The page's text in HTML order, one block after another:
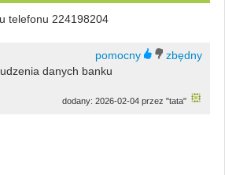
telefonu 224198204
danych banku
dodany: 2026-02-04 przez "tata"